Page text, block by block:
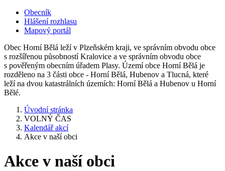
Obecník
Hlášení rozhlasu
Mapový portál
Obec Horní Bělá leží v Plzeňském kraji, ve správním obvodu obce
s rozšířenou působností Kralovice a ve správním obvodu obce
s pověřeným obecním úřadem Plasy. Území obce Horní Bělá je
rozděleno na 3 části obce - Horní Bělá, Hubenov a Tlucná, které
leží na dvou katastrálních územích: Horní Bělá a Hubenov u Horní
Bělé.
Úvodní stránka
VOLNÝ ČAS
Kalendář akcí
Akce v naší obci
Akce v naší obci